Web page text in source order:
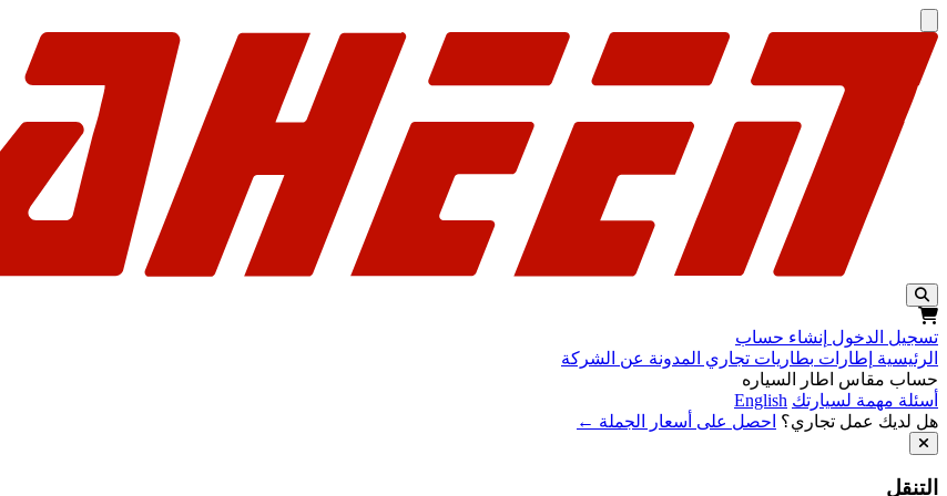
تخطّي إلى المحتوى
تسجيل الدخول إنشاء حساب
الرئيسية إطارات بطاريات تجاري المدونة عن الشركة
حساب مقاس اطار السياره
أسئلة مهمة لسيارتك English
هل لديك عمل تجاري؟ احصل على أسعار الجملة ←
التنقل